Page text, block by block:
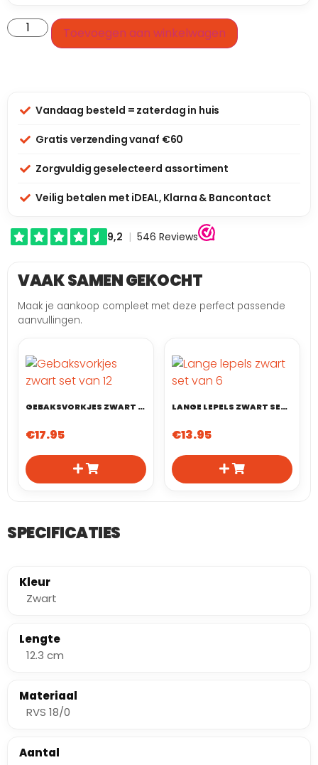
Toevoegen aan winkelwagen
Vandaag besteld = zaterdag in huis
Gratis verzending vanaf €60
Zorgvuldig geselecteerd assortiment
Veilig betalen met iDEAL, Klarna & Bancontact
VAAK SAMEN GEKOCHT
Maak je aankoop compleet met deze perfect passende
aanvullingen.
GEBAKSVORKJES ZWART SET VAN 12
€17.95
LANGE LEPELS ZWART SET VAN 6
€13.95
SPECIFICATIES
Kleur
Zwart
Lengte
12.3 cm
Materiaal
RVS 18/0
Aantal